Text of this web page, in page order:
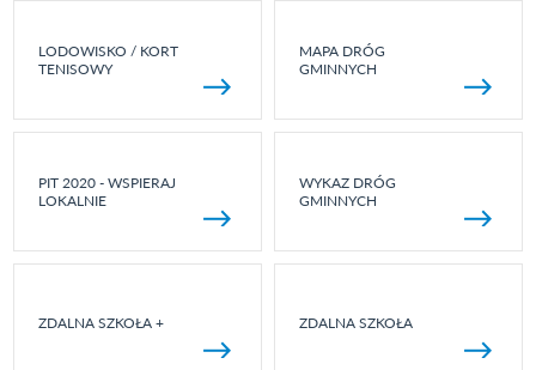
LODOWISKO / KORT
TENISOWY
MAPA DRÓG
GMINNYCH
PIT 2020 - WSPIERAJ
LOKALNIE
WYKAZ DRÓG
GMINNYCH
ZDALNA SZKOŁA + ZDALNA SZKOŁA